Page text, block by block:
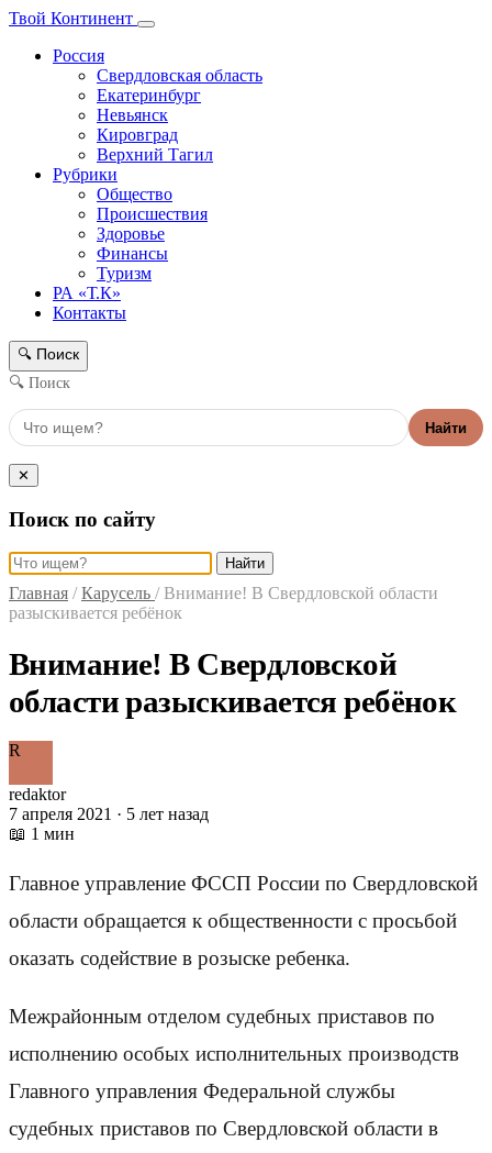
Твой Континент
Россия
Свердловская область
Екатеринбург
Невьянск
Кировград
Верхний Тагил
Рубрики
Общество
Происшествия
Здоровье
Финансы
Туризм
РА «Т.К»
Контакты
🔍 Поиск
🔍 Поиск
Найти
✕
Поиск по сайту
Найти
Главная / Карусель / Внимание! В Свердловской области
разыскивается ребёнок
Внимание! В Свердловской
области разыскивается ребёнок
R
redaktor
7 апреля 2021 · 5 лет назад
📖 1 мин
Главное управление ФССП России по Свердловской
области обращается к общественности с просьбой
оказать содействие в розыске ребенка.
Межрайонным отделом судебных приставов по
исполнению особых исполнительных производств
Главного управления Федеральной службы
судебных приставов по Свердловской области в